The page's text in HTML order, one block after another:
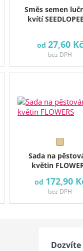
Směs semen
kvítí
od 27,60 Kč
bez DPH
Sada na
květin
od 172,90
bez DPH